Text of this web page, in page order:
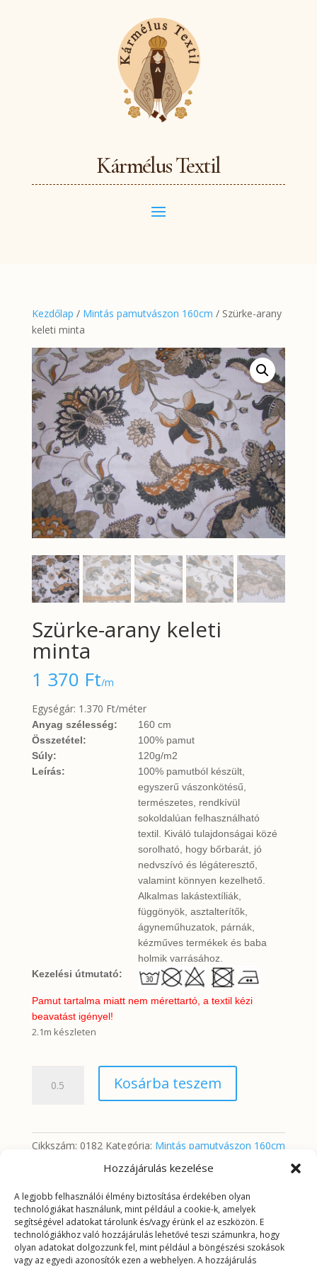
Hozzájárulás kezelése
A legjobb felhasználói élmény biztosítása érdekében olyan
technológiákat használunk, mint például a cookie-k, amelyek
segítségével adatokat tárolunk és/vagy érünk el az eszközön. E
technológiákhoz való hozzájárulás lehetővé teszi számunkra, hogy
olyan adatokat dolgozzunk fel, mint például a böngészési szokások
vagy az egyedi azonosítók ezen a webhelyen. A hozzájárulás
Kármélus Textil
Kezdőlap / Mintás pamutvászon 160cm / Szürke-arany
keleti minta
Szürke-arany keleti
minta
1 370 Ft/m
Egységár: 1.370 Ft/méter
Anyag szélesség:
160 cm
Összetétel:
100% pamut
Súly:
120g/m2
Leírás:
100% pamutból készült,
egyszerű vászonkötésű,
természetes, rendkívül
sokoldalúan felhasználható
textil. Kiváló tulajdonságai közé
sorolható, hogy bőrbarát, jó
nedvszívó és légáteresztő,
valamint könnyen kezelhető.
Alkalmas lakástextíliák,
függönyök, asztalterítők,
ágyneműhuzatok, párnák,
kézműves termékek és baba
holmik varrásához.
Kezelési útmutató:
Pamut tartalma miatt nem mérettartó, a textil kézi
beavatást igényel!
2.1m készleten
arany
mennyiség
Kosárba teszem
Cikkszám: 0182 Kategória: Mintás pamutvászon 160cm
További információk
További információk